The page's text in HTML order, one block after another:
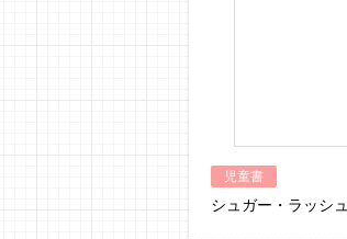
児童書
シュガー・ラッシュ